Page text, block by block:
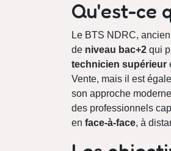
Qu'est-ce
Le BTS NDRC,
de niveau bac+2qui
technicien supérieur
Vente, mais il est
son approche
des professionnels
en face-à-face, à